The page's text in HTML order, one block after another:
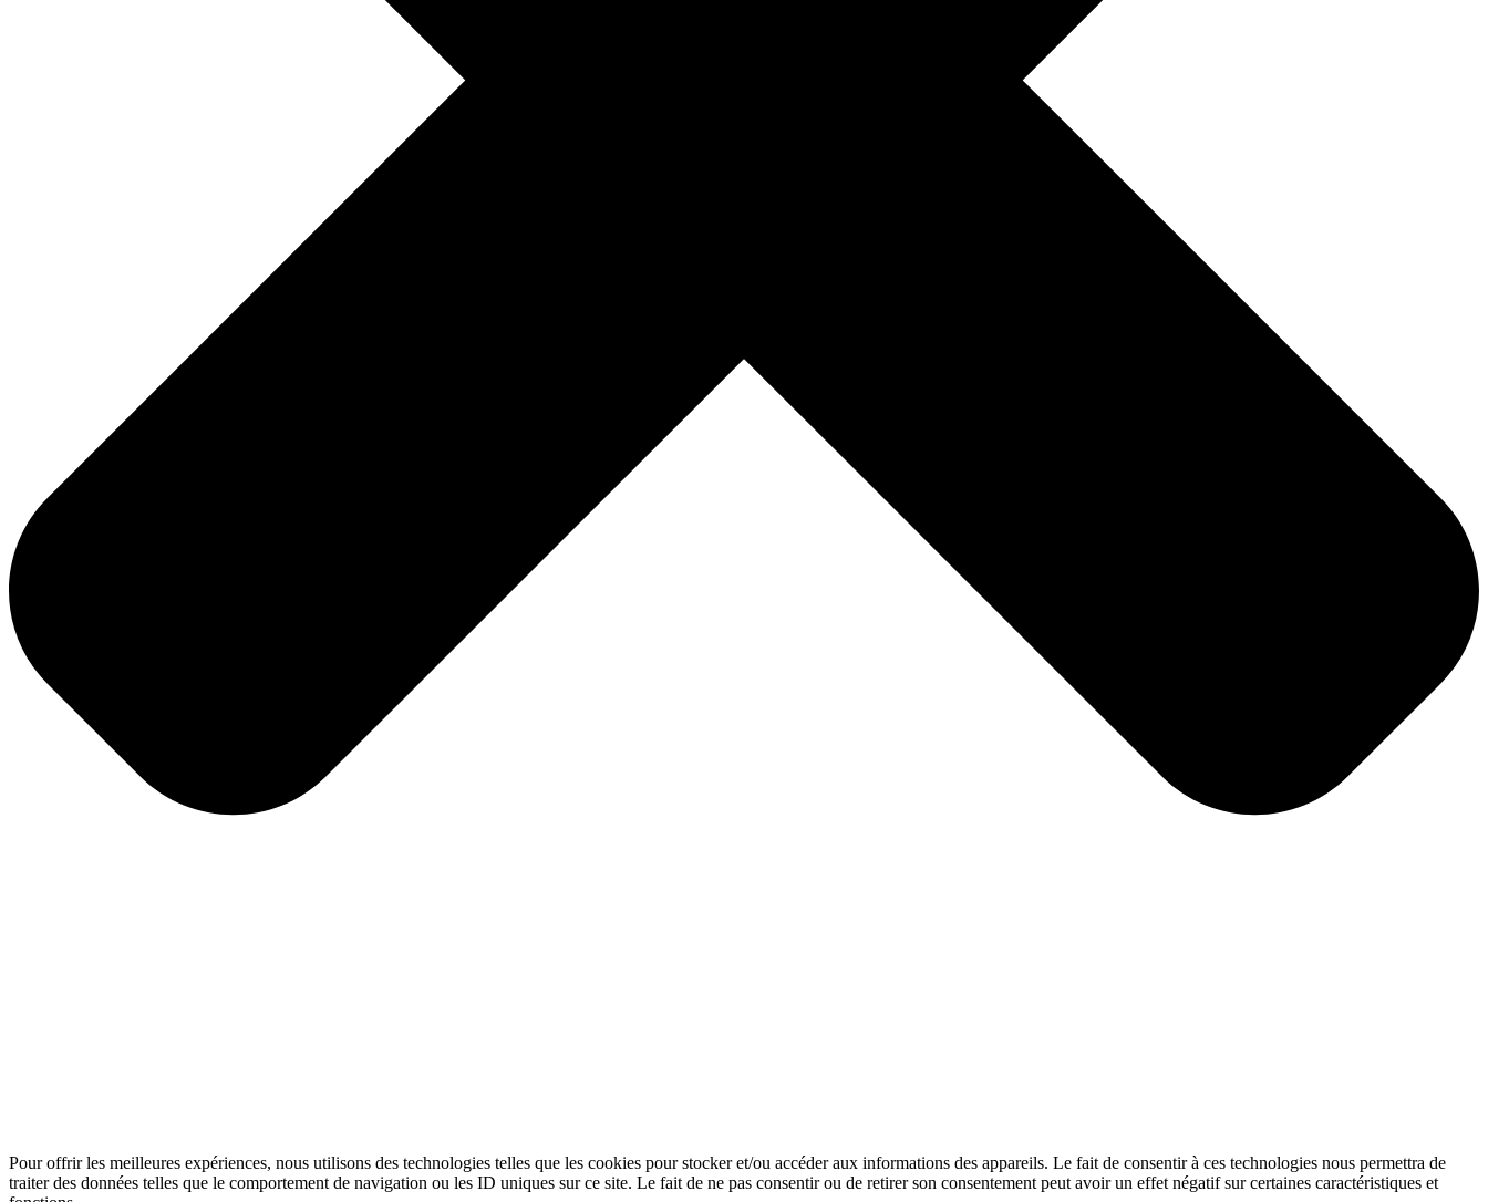
Pour offrir les meilleures expériences, nous utilisons des technologies telles que les cookies pour stocker et/ou accéder aux informations des appareils. Le fait de consentir à ces technologies nous permettra de
traiter des données telles que le comportement de navigation ou les ID uniques sur ce site. Le fait de ne pas consentir ou de retirer son consentement peut avoir un effet négatif sur certaines caractéristiques et